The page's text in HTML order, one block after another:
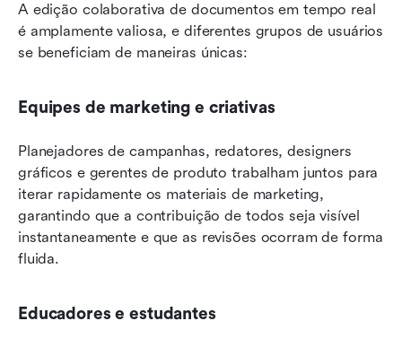
A edição colaborativa de documentos em tempo real
é amplamente valiosa, e diferentes grupos de usuários
se beneficiam de maneiras únicas:
Equipes de marketing e criativas
Planejadores de campanhas, redatores, designers
gráficos e gerentes de produto trabalham juntos para
iterar rapidamente os materiais de marketing,
garantindo que a contribuição de todos seja visível
instantaneamente e que as revisões ocorram de forma
fluida.
Educadores e estudantes